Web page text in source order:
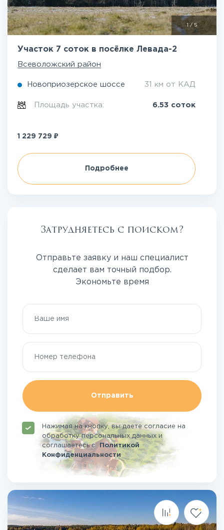
/ 5
Участок 7 соток в посёлке Левада-2
Всеволожский район
Новоприозерское шоссе 31 км от КАД
Площадь участка: 6.53 соток
1 229 729 ₽
Подробнее
Затрудняетесь с поиском?
Отправьте заявку и наш специалист
сделает вам точный подбор.
Экономьте время
Отправить
Нажимая на кнопку, вы даете согласие на
обработку персональных данных и
соглашаетесьсПолитикой
Конфиденциальности